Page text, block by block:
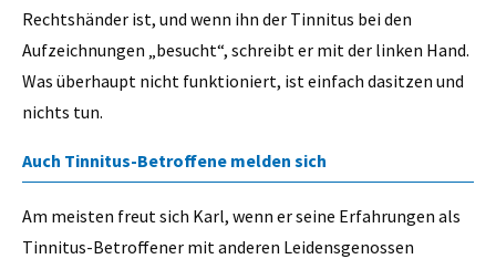
Rechtshänder ist, und wenn ihn der Tinnitus bei den
Aufzeichnungen „besucht“, schreibt er mit der linken Hand.
Was überhaupt nicht funktioniert, ist einfach dasitzen und
nichts tun.
Auch Tinnitus-Betroffene melden sich
Am meisten freut sich Karl, wenn er seine Erfahrungen als
Tinnitus-Betroffener mit anderen Leidensgenossen